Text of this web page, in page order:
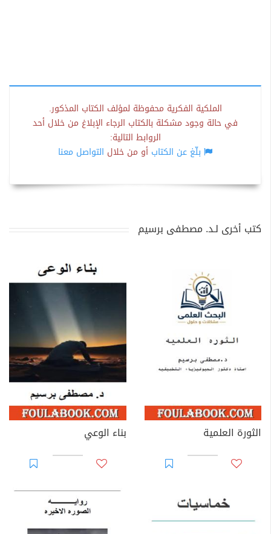
الملكية الفكرية محفوظة لمؤلف الكتاب المذكور.
في حالة وجود مشكلة بالكتاب الرجاء الإبلاغ من خلال أحد
الروابط التالية:
بلّغ عن الكتاب أو من خلال التواصل معنا
كتب أخرى لـد. مصطفى برسيم
الثورة العلمية بناء الوعي